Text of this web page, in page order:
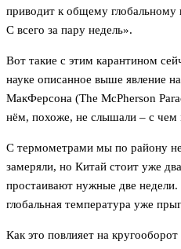
приводит к общему
С всего за пару недель».
Вот такие с этим карантином
науке описанное выше явление
МакФерсона (The McPherson
нём, похоже, не слышали – с чем
С термометрами мы по району
замеряли, но Китай стоит уже
простаивают нужные две недели.
глобальная температура уже
Как это повлияет на